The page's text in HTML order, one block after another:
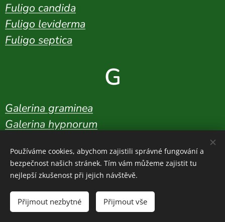
Fuligo candida
Fuligo leviderma
Fuligo septica
G
Galerina graminea
Galerina hypnorum
Galerina paludosa
Galerina perplexa
Galerina triscopa
Galerina vittiformis
Používáme cookies, abychom zajistili správné fungování a
bezpečnost našich stránek. Tím vám můžeme zajistit tu
nejlepší zkušenost při jejich návštěvě.
Přijmout nezbytné Přijmout vše